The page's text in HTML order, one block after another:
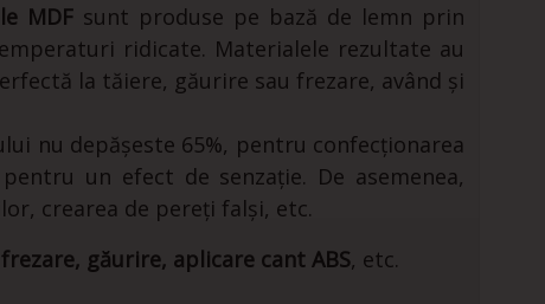
MDF sunt produse pe bază de lemn prin
ridicate. Materialele rezultate au
la tăiere, găurire sau frezare, având și
nu depășeste 65%, pentru confecționarea
un efect de senzație. De asemenea,
crearea de pereți falși, etc.
găurire, aplicare cant ABS, etc.